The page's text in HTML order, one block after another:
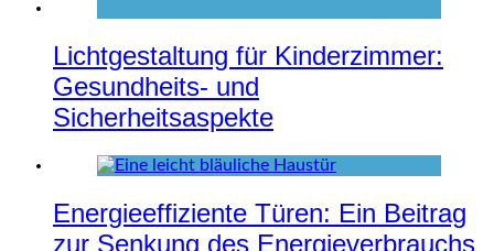
Lichtgestaltung für Kinderzimmer:
Gesundheits- und
Sicherheitsaspekte
Energieeffiziente Türen: Ein Beitrag
zur Senkung des Energieverbrauchs